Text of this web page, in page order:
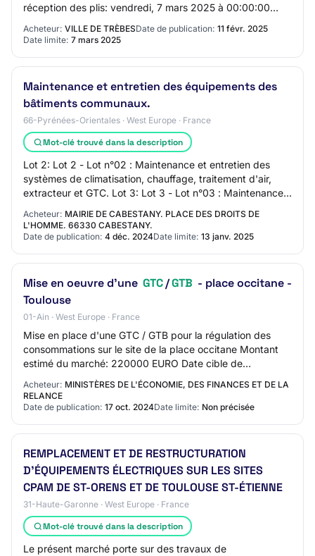
réception des plis: vendredi, 7 mars 2025 à 00:00:00
Critères d'attribution: - 0: Indiqu…
Acheteur: VILLE DE TRÈBESDate de publication: 11 févr. 2025
Date limite: 7 mars 2025
Maintenance et entretien des équipements des
bâtiments communaux.
66-Pyrénées-Orientales · West Europe · France
Mot-clé trouvé dans la description
Lot 2: Lot 2 - Lot n°02 : Maintenance et entretien des
systèmes de climatisation, chauffage, traitement d'air,
extracteur et GTC. Lot 3: Lot 3 - Lot n°03 : Maintenance
Acheteur: MAIRIE DE CABESTANY. PLACE DES DROITS DE
L'HOMME. 66330 CABESTANY.
Date de publication: 4 déc. 2024Date limite: 13 janv. 2025
Mise en oeuvre d'une GTC/GTB - place occitane -
Toulouse
01-Ain · West Europe · France
Mise en place d'une GTC / GTB pour la régulation des
consommations sur le site de la place occitane Montant
estimé du marché: 220000 EURO Date cible de
publication (Attention : Date en format anglais…
Acheteur: MINISTÈRES DE L'ÉCONOMIE, DES FINANCES ET DE LA
RELANCE
Date de publication: 17 oct. 2024Date limite: Non précisée
REMPLACEMENT ET DE RESTRUCTURATION
D'ÉQUIPEMENTS ÉLECTRIQUES SUR LES SITES
CPAM DE ST-ORENS ET DE TOULOUSE ST-ÉTIENNE
31-Haute-Garonne · West Europe · France
Mot-clé trouvé dans la description
Le présent marché porte sur des travaux de